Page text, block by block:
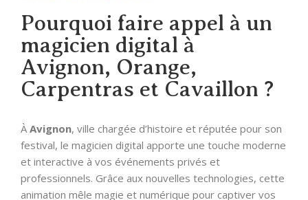
Pourquoi faire appel à un
magicien digital à
Avignon, Orange,
Carpentras et Cavaillon ?
ÀAvignon, ville chargée d’histoire et réputée pour son
festival, le magicien digital apporte une touche moderne
et interactive à vos événements privés et
professionnels. Grâce aux nouvelles technologies, cette
animation mêle magie et numérique pour captiver vos